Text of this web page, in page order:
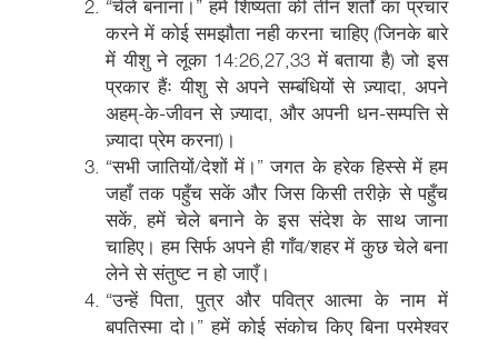
“चेले बनाना।” हमें शिष्यता की तीन शर्तों का प्रचार
करने में कोई समझौता नही करना चाहिए (जिनके बारे
में यीशु ने लूका 14:26,27,33 में बताया है) जो इस
प्रकार हैंः यीशु से अपने सम्बंधियों से ज़्यादा, अपने
अहम्-के-जीवन से ज़्यादा, और अपनी धन-सम्पत्ति से
ज़्यादा प्रेम करना)।
“सभी जातियों/देशों में।” जगत के हरेक हिस्से में हम
जहाँ तक पहुँच सकें और जिस किसी तरीक़े से पहुँच
सकें, हमें चेले बनाने के इस संदेश के साथ जाना
चाहिए। हम सिर्फ अपने ही गाँव/शहर में कुछ चेले बना
लेने से संतुष्ट न हो जाएँ।
“उन्हें पिता, पुत्र और पवित्र आत्मा के नाम में
बपतिस्मा दो।” हमें कोई संकोच किए बिना परमेश्वर